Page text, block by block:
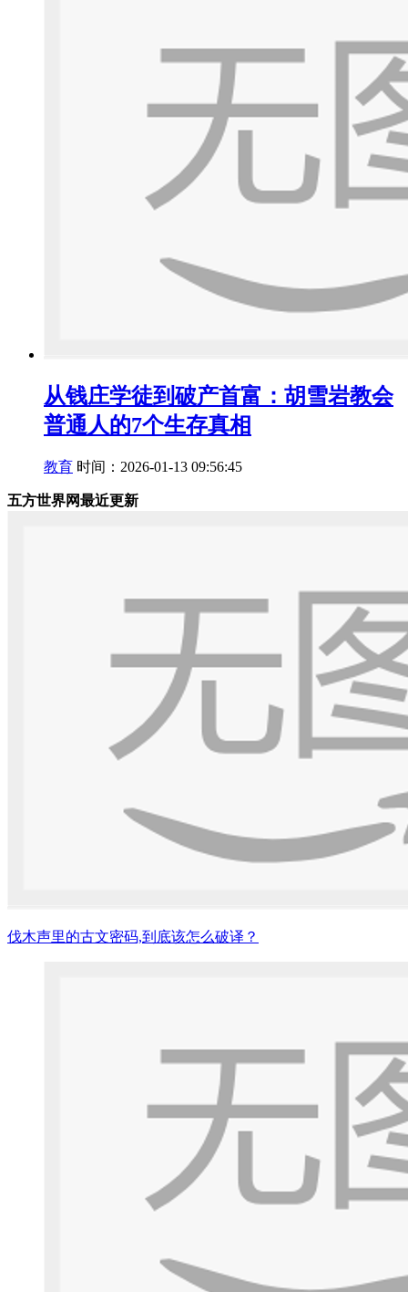
从钱庄学徒到破产首富：胡雪岩教会
普通人的7个生存真相
教育 时间：2026-01-13 09:56:45
五方世界网最近更新
伐木声里的古文密码,到底该怎么破译？